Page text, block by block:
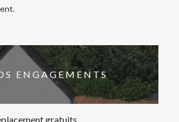
ENGAGEMENTS
gratuits